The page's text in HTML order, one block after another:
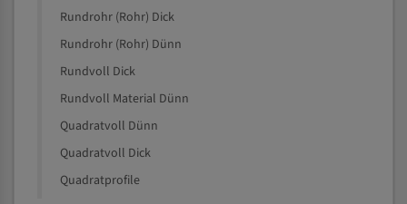
Rundrohr (Rohr) Dick
Rundrohr (Rohr) Dünn
Rundvoll Dick
Rundvoll Material Dünn
Quadratvoll Dünn
Quadratvoll Dick
Quadratprofile